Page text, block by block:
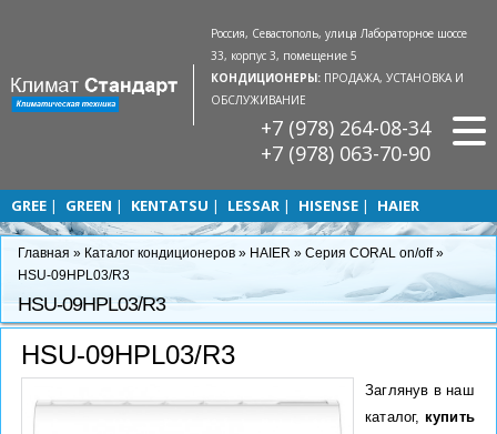
Россия, Севастополь, улица Лабораторное шоссе
33, корпус 3, помещение 5
КОНДИЦИОНЕРЫ: ПРОДАЖА, УСТАНОВКА И
ОБСЛУЖИВАНИЕ
+7 (978) 264-08-34
+7 (978) 063-70-90
GREE GREEN KENTATSU LESSAR HISENSE HAIER
Главная » Каталог кондиционеров » HAIER » Серия CORAL on/off»
HSU-09HPL03/R3
HSU-09HPL03/R3
HSU-09HPL03/R3
Заглянув в наш
каталог, купить